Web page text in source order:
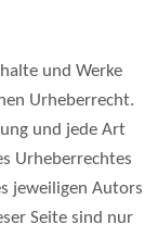
und Werke
Urheberrecht.
und jede Art
Urheberrechtes
jeweiligen Autors
Seite sind nur